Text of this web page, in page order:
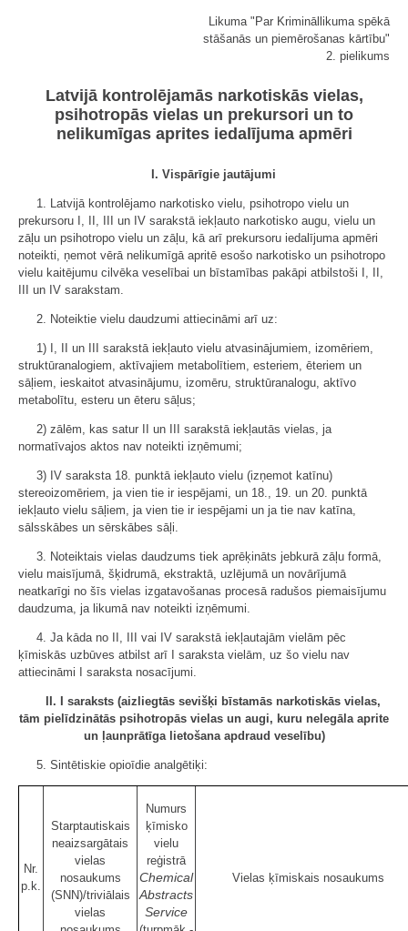
Likuma "Par Krimināllikuma spēkā
stāšanās un piemērošanas kārtību"
2. pielikums
Latvijā kontrolējamās narkotiskās vielas,
psihotropās vielas un prekursori un to
nelikumīgas aprites iedalījuma apmēri
I. Vispārīgie jautājumi
1. Latvijā kontrolējamo narkotisko vielu, psihotropo vielu un
prekursoru I, II, III un IV sarakstā iekļauto narkotisko augu, vielu un
zāļu un psihotropo vielu un zāļu, kā arī prekursoru iedalījuma apmēri
noteikti, ņemot vērā nelikumīgā apritē esošo narkotisko un psihotropo
vielu kaitējumu cilvēka veselībai un bīstamības pakāpi atbilstoši I, II,
III un IV sarakstam.
2. Noteiktie vielu daudzumi attiecināmi arī uz:
1) I, II un III sarakstā iekļauto vielu atvasinājumiem, izomēriem,
struktūranalogiem, aktīvajiem metabolītiem, esteriem, ēteriem un
sāļiem, ieskaitot atvasinājumu, izomēru, struktūranalogu, aktīvo
metabolītu, esteru un ēteru sāļus;
2) zālēm, kas satur II un III sarakstā iekļautās vielas, ja
normatīvajos aktos nav noteikti izņēmumi;
3) IV saraksta 18. punktā iekļauto vielu (izņemot katīnu)
stereoizomēriem, ja vien tie ir iespējami, un 18., 19. un 20. punktā
iekļauto vielu sāļiem, ja vien tie ir iespējami un ja tie nav katīna,
sālsskābes un sērskābes sāļi.
3. Noteiktais vielas daudzums tiek aprēķināts jebkurā zāļu formā,
vielu maisījumā, šķidrumā, ekstraktā, uzlējumā un novārījumā
neatkarīgi no šīs vielas izgatavošanas procesā radušos piemaisījumu
daudzuma, ja likumā nav noteikti izņēmumi.
4. Ja kāda no II, III vai IV sarakstā iekļautajām vielām pēc
ķīmiskās uzbūves atbilst arī I saraksta vielām, uz šo vielu nav
attiecināmi I saraksta nosacījumi.
II. I saraksts (aizliegtās sevišķi bīstamās narkotiskās vielas,
tām pielīdzinātās psihotropās vielas un augi, kuru nelegāla aprite
un ļaunprātīga lietošana apdraud veselību)
5. Sintētiskie opioīdie analgētiķi:
Nr.
p.k.
Starptautiskais
neaizsargātais
vielas
nosaukums
(SNN)/triviālais
vielas
Numurs
ķīmisko
vielu
reģistrā
Chemical
Abstracts
Service
Vielas ķīmiskais nosaukums